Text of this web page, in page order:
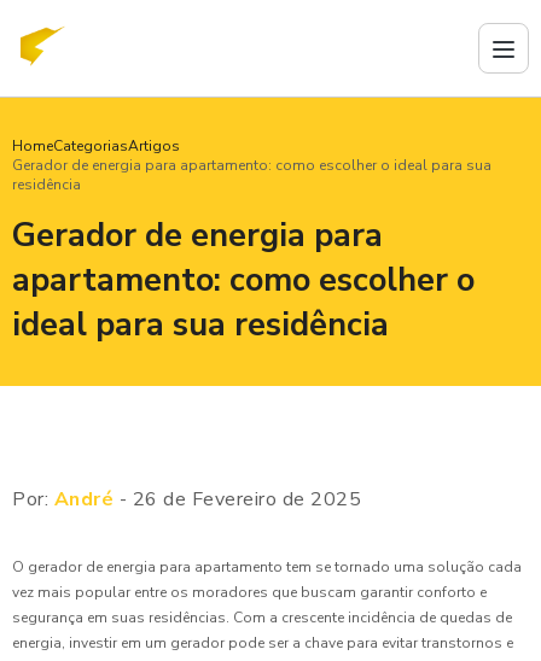
HomeCategoriasArtigos
Gerador de energia para apartamento: como escolher o ideal para sua
residência
Gerador de energia para
apartamento: como escolher o
ideal para sua residência
Por: André - 26 de Fevereiro de 2025
O gerador de energia para apartamento tem se tornado uma solução cada
vez mais popular entre os moradores que buscam garantir conforto e
segurança em suas residências. Com a crescente incidência de quedas de
energia, investir em um gerador pode ser a chave para evitar transtornos e